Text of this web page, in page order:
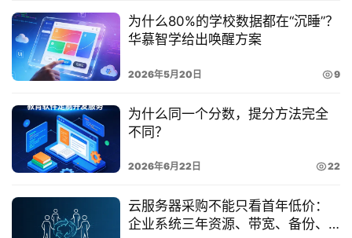
方
案
经
案
例
开
为什么80%的学校数据都在“沉睡”？
华慕智学给出唤醒方案
2026年5月20日 9
为什么同一个分数，提分方法完全
不同？
2026年6月22日 22
云服务器采购不能只看首年低价：
企业系统三年资源、带宽、备份、